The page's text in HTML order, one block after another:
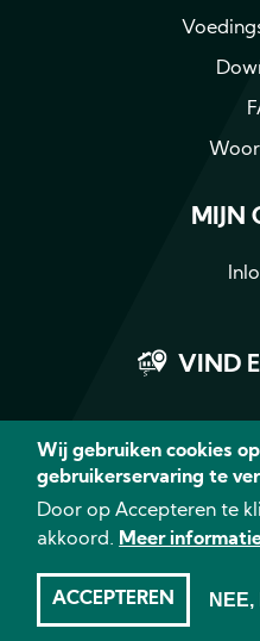
MIJN
VIND
© 2026
voorbehouden
Wij gebruiken cookies
gebruikerservaring te
Door op Accepteren te
akkoord. Meer
ACCEPTEREN